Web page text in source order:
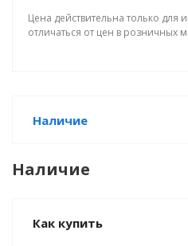
Цена действительна только для
отличаться от цен в розничных
Наличие
Наличие
Как купить